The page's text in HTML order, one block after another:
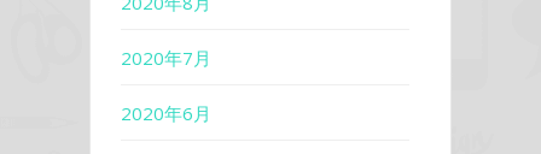
2020年7月
2020年6月